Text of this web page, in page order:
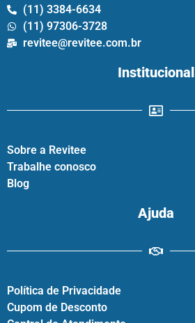
(11) 3384-6634
(11) 97306-3728
revitee@revitee.com.br
Institucional
Sobre a Revitee
Trabalhe conosco
Blog
Ajuda
Política de Privacidade
Cupom de Desconto